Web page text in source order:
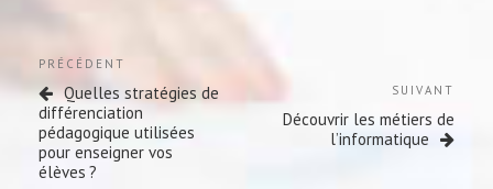
l’article
Previous
Post
PRÉCÉDENT
Quelles stratégies de
différenciation
pédagogique utilisées
pour enseigner vos
élèves ?
SUIVANT
Découvrir les métiers de
l’informatique